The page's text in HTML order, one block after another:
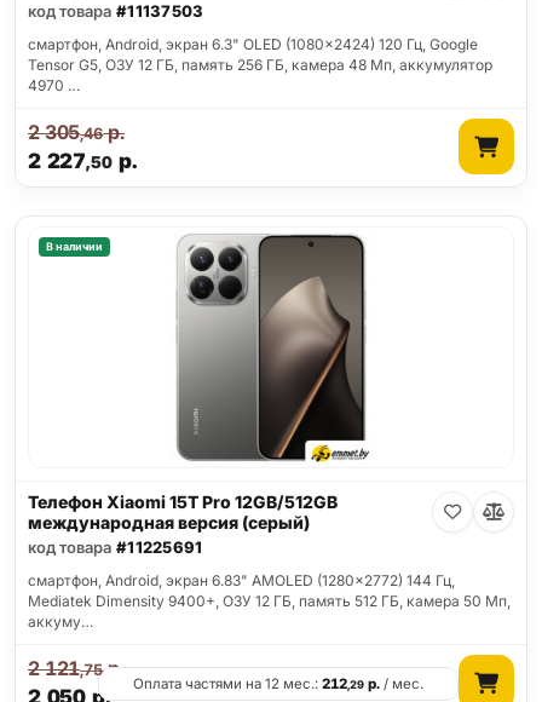
код товара #11137503
смартфон, Android, экран 6.3" OLED (1080x2424) 120 Гц, Google
Tensor G5, ОЗУ 12 ГБ, память 256 ГБ, камера 48 Мп, аккумулятор
4970 …
2 227,50 р.
2 305,46р.
В наличии
Телефон Xiaomi 15T Pro 12GB/512GB
международная версия (серый)
код товара #11225691
смартфон, Android, экран 6.83" AMOLED (1280x2772) 144 Гц,
Mediatek Dimensity 9400+, ОЗУ 12 ГБ, память 512 ГБ, камера 50 Мп,
аккуму…
2 121,75р.
Оплата частями на 12 мес.:212,29 р. / мес.